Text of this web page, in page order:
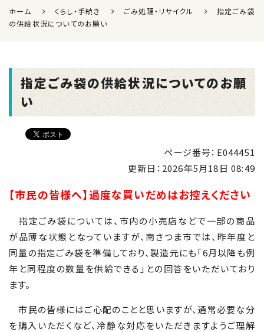
ホーム くらし・手続き ごみ処理・リサイクル
指定ごみ袋
の供給状況についてのお願い
指定ごみ袋の供給状況についてのお願
い
ページ番号：E044451
更新日： 2026年5月18日 08:49
【市民の皆様へ】過度な買いだめはお控えください
指定ごみ袋については、市内の小売店などで一部の商品
が品薄な状態となっていますが、南さつま市では、昨年度と
同量の指定ごみ袋を準備しており、製造元にも「6月以降も例
年と同程度の数量を供給できる」との回答をいただいており
ます。
市民の皆様にはご心配のことと思いますが、通常必要な分
を購入いただくなど、冷静な対応をいただきますようご理解